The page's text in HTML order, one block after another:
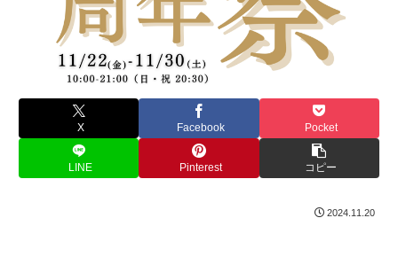
X Facebook Pocket
LINE Pinterest コピー
2024.11.20